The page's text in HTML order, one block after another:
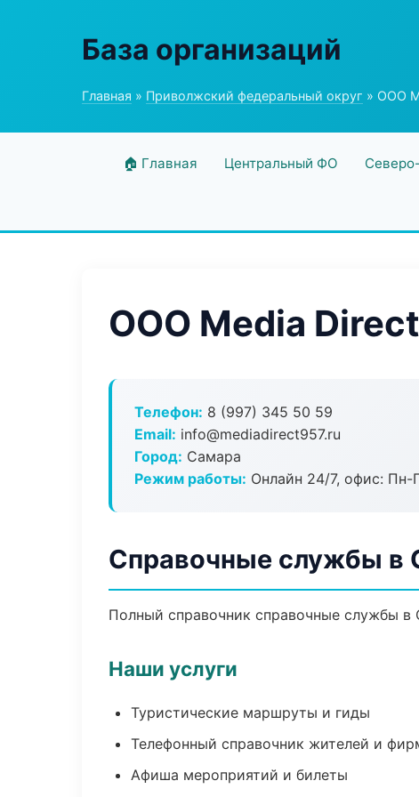
База организаций
Главная » Приволжский федеральный округ » ООО
🏠 Главная Центральный ФО
ООО Media Direct
Телефон: 8 (997) 345 50 59
Email: info@mediadirect957.ru
Город: Самара
Режим работы: Онлайн 24/7, офис: Пн-
Справочные службы в
Полный справочник справочные службы
Наши услуги
Туристические маршруты и гиды
Телефонный справочник жителей и
Афиша мероприятий и билеты